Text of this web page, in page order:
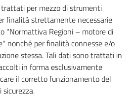
per mezzo di strumenti
finalità strettamente necessarie
"Normattiva Regioni – motore di
nonché per finalità connesse e/o
stessa. Tali dati sono trattati in
in forma esclusivamente
il corretto funzionamento del